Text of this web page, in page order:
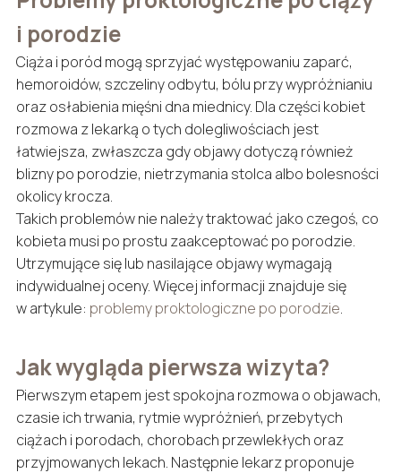
i porodzie
Ciąża i poród mogą sprzyjać występowaniu zaparć,
hemoroidów, szczeliny odbytu, bólu przy wypróżnianiu
oraz osłabienia mięśni dna miednicy. Dla części kobiet
rozmowa z lekarką o tych dolegliwościach jest
łatwiejsza, zwłaszcza gdy objawy dotyczą również
blizny po porodzie, nietrzymania stolca albo bolesności
okolicy krocza.
Takich problemów nie należy traktować jako czegoś, co
kobieta musi po prostu zaakceptować po porodzie.
Utrzymujące się lub nasilające objawy wymagają
indywidualnej oceny. Więcej informacji znajduje się
w artykule: problemy proktologiczne po porodzie.
Jak wygląda pierwsza wizyta?
Pierwszym etapem jest spokojna rozmowa o objawach,
czasie ich trwania, rytmie wypróżnień, przebytych
ciążach i porodach, chorobach przewlekłych oraz
przyjmowanych lekach. Następnie lekarz proponuje